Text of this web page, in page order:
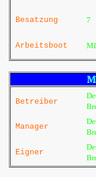
Besatzung 7
Arbeitsboot
Betreiber
Manager
Eigner